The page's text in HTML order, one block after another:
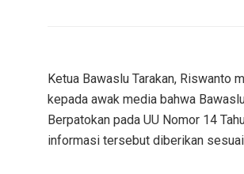
Ketua Bawaslu Tarakan, Riswanto
kepada awak media bahwa
Berpatokan pada UU Nomor 14
informasi tersebut diberikan